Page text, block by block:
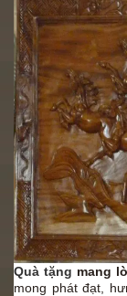
Quà tặng mang
mong phát đạt,